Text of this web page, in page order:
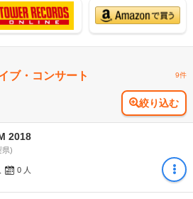
ブ・コンサート 9件
絞り込む
2018
県)
0 人